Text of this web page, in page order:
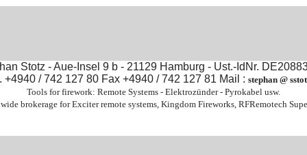
Stotz - Aue-Insel 9 b - 21129 Hamburg - Ust.-IdNr.
+4940 / 742 127 80 Fax +4940 / 742 127 81 Mail : stephan @
Tools for firework: Remote Systems - Elektrozünder - Pyrokabel usw.
brokerage for Exciter remote systems, Kingdom Fireworks, RFRemotech